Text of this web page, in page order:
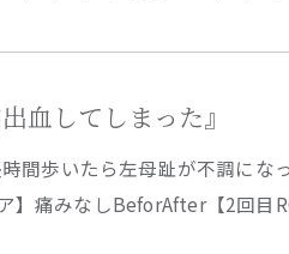
血してしまった』
間歩いたら左母趾が不調にな
】痛みなしBeforAfter【2回目